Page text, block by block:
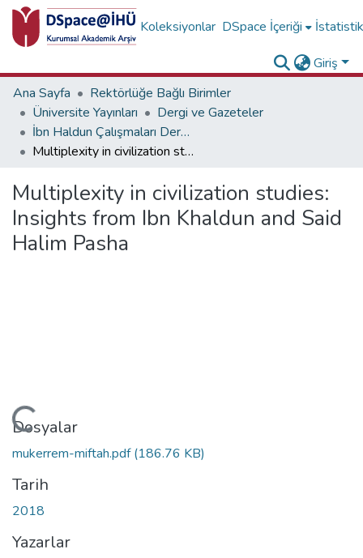
Koleksiyonlar DSpace İçeriği
Giriş
Ana Sayfa
Rektörlüğe Bağlı Birimler
Üniversite Yayınları
Dergi ve Gazeteler
İbn Haldun Çalışmaları Dergisi Koleksiyonu
Multiplexity in civilization studies: Insights from Ibn Khaldun and Said Halim Pasha
Multiplexity in civilization studies:
Insights from Ibn Khaldun and Said
Halim Pasha
Dosyalar
mukerrem-miftah.pdf(186.76 KB)
Tarih
2018
Yazarlar